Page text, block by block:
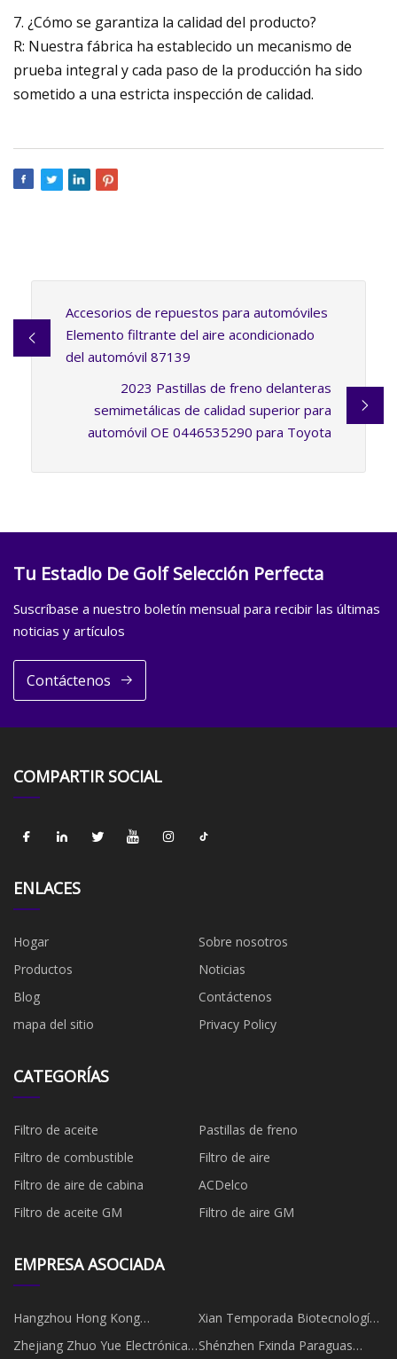
7. ¿Cómo se garantiza la calidad del producto?
R: Nuestra fábrica ha establecido un mecanismo de
prueba integral y cada paso de la producción ha sido
sometido a una estricta inspección de calidad.
Accesorios de repuestos para automóviles
Elemento filtrante del aire acondicionado
del automóvil 87139
2023 Pastillas de freno delanteras
semimetálicas de calidad superior para
automóvil OE 0446535290 para Toyota
Tu Estadio De Golf Selección Perfecta
Suscríbase a nuestro boletín mensual para recibir las últimas
noticias y artículos
Contáctenos
COMPARTIR SOCIAL
ENLACES
Hogar
Sobre nosotros
Productos
Noticias
Blog
Contáctenos
mapa del sitio
Privacy Policy
CATEGORÍAS
Filtro de aceite
Pastillas de freno
Filtro de combustible
​Filtro de aire
Filtro de aire de cabina
ACDelco
Filtro de aceite GM
Filtro de aire GM
EMPRESA ASOCIADA
Hangzhou Hong Kong
Optoelectrónica Co., Limitado
Xian Temporada Biotecnología
Co., Limitado.
Zhejiang Zhuo Yue Electrónica
Shénzhen Fxinda Paraguas